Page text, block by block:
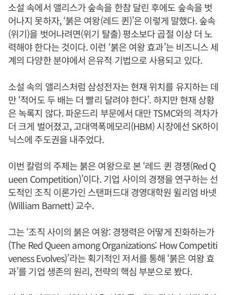
소설 속에서 앨리스가 숲속을 한참 달린 후에도 숲속을 벗
어나지 못하자, ‘붉은 여왕(레드 퀸)’은 이렇게 말했다. 숲속
(위기)을 벗어나려면(위기 탈출) 평소보다 곱절 이상 더 노
력해야 한다는 것이다. 이런 ‘붉은 여왕 효과’는 비즈니스 세
계의 다양한 분야에서 은유적 기법으로 사용되고 있다.
소설 속의 앨리스처럼 삼성전자는 현재 위치를 유지하는 데
만 ‘적어도 두 배는 더 빨리 달려야 한다’. 하지만 현재 상황
은 녹록지 않다. 파운드리 부문에서 대만 TSMC와의 격차가
더 크게 벌어졌고, 고대역폭메모리(HBM) 시장에선 SK하이
닉스에 주도권을 내주었다.
이번 칼럼의 주제는 붉은 여왕으로 본 ‘레드 퀸 경쟁(Red Q
ueen Competition)’이다. 기업 사이의 경쟁을 연구하는 선
도적인 조직 이론가인 스탠퍼드대 경영대학원 윌리엄 바넷
(William Barnett) 교수.
그는 ‘조직 사이의 붉은 여왕: 경쟁력은 어떻게 진화하는가
(The Red Queen among Organizations: How Competiti
veness Evolves)’라는 획기적인 저서를 통해 ‘붉은 여왕 효
과’를 기업 생존의 원리, 전략의 핵심 부분으로 봤다.